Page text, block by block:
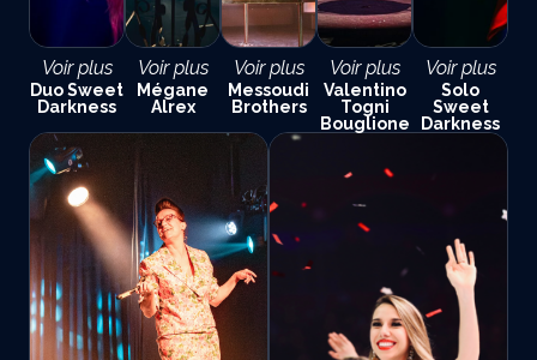
Voir plus
Duo Sweet
Darkness
Voir plus
Mégane
Alrex
Voir plus
Messoudi
Brothers
Voir plus
Valentino
Togni
Bouglione
Voir plus
Solo
Sweet
Darkness